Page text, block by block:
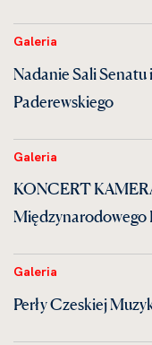
Galeria
Nadanie Sali Senatu
Paderewskiego
Galeria
KONCERT
Międzynarodowego
Galeria
Perły Czeskiej